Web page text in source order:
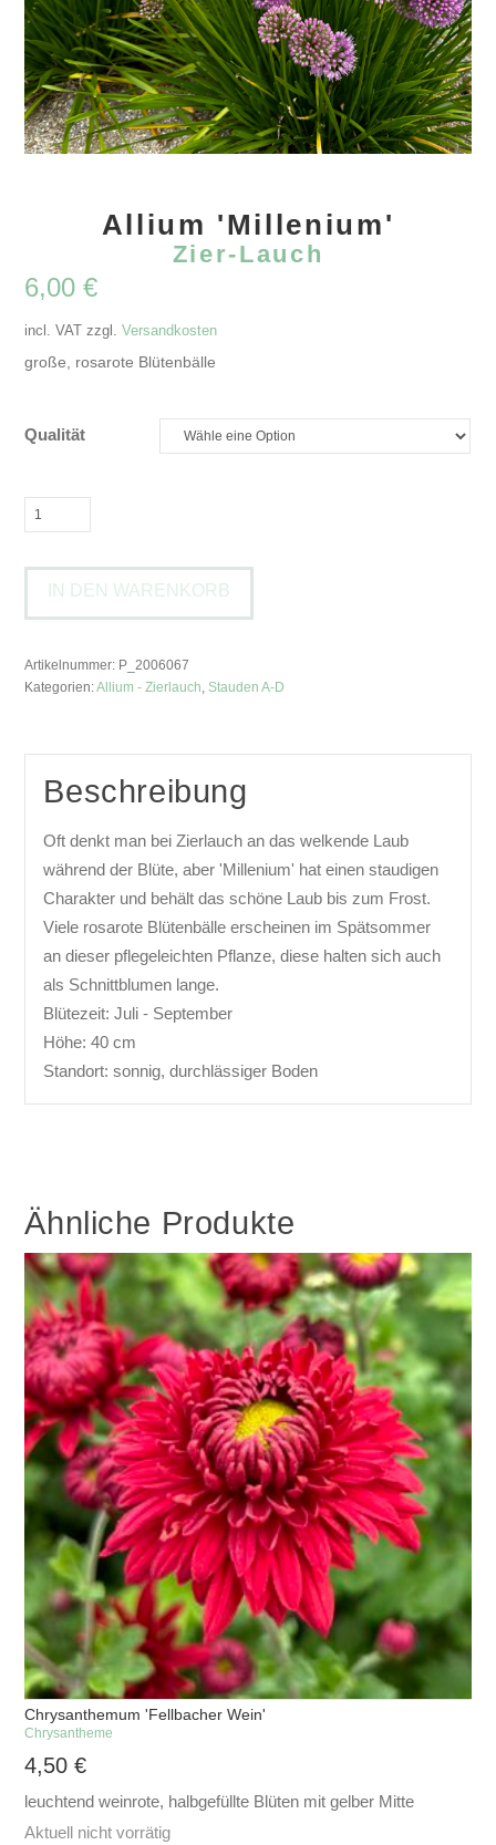
Allium 'Millenium'
Zier-Lauch
6,00€
incl. VAT zzgl.Versandkosten
große, rosarote Blütenbälle
Qualität
Allium
Lauch
MengeIN DEN WARENKORB
Artikelnummer: P_2006067
Kategorien:Allium - Zierlauch Stauden A-D
Beschreibung
Oft denkt man bei Zierlauch an das welkende Laub
während der Blüte, aber 'Millenium' hat einen staudigen
Charakter und behält das schöne Laub bis zum Frost.
Viele rosarote Blütenbälle erscheinen im Spätsommer
an dieser pflegeleichten Pflanze, diese halten sich auch
als Schnittblumen lange.
Blütezeit: Juli - September
Höhe: 40 cm
Standort: sonnig, durchlässiger Boden
Ähnliche Produkte
Chrysanthemum 'Fellbacher Wein'
Chrysantheme
4,50€
leuchtend weinrote, halbgefüllte Blüten mit gelber Mitte
Aktuell nicht vorrätig